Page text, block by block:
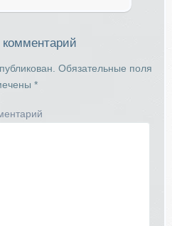
Обязательные поля
*